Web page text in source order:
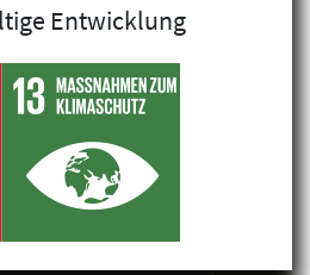
Entwicklung